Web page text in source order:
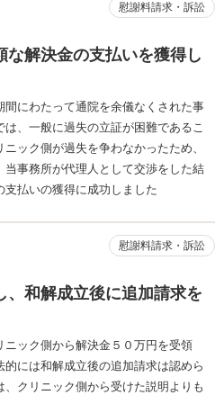
慰謝料請求・訴訟
な解決金の支払いを獲得し
にわたって通院を余儀なくされた事
、一般に過失の立証が困難であるこ
ック側が過失を争わなかったため、
事務所が代理人として交渉をした結
払いの獲得に成功しました
慰謝料請求・訴訟
、和解成立後に追加請求を
ック側から解決金５０万円を受領
には和解成立後の追加請求は認めら
クリニック側から受けた説明よりも